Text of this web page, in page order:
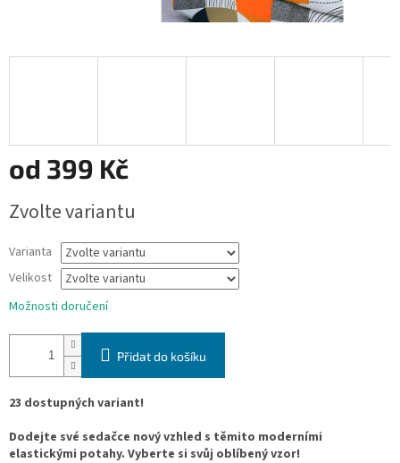
od 399 Kč
cena:
Zvolte variantu
Varianta
Velikost
Možnosti doručení
Přidat do košíku
23 dostupných variant!
Dodejte své sedačce nový vzhled s těmito moderními
elastickými potahy. Vyberte si svůj oblíbený vzor!